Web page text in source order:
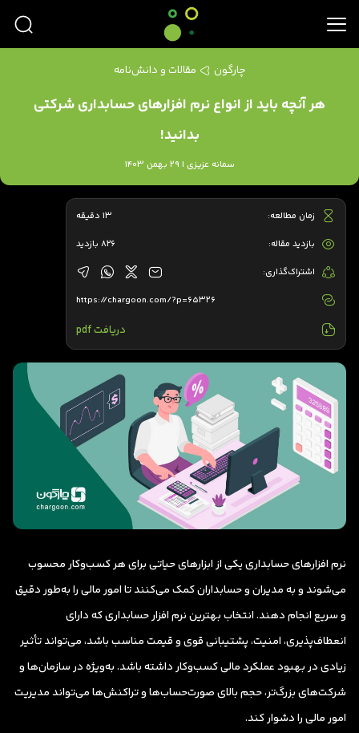
چارگون مقالات و دانش‌نامه
هر آنچه باید از انواع نرم افزارهای حسابداری شرکتی
بدانید!
سمانه عزیزی | 29 بهمن 1403
نرم افزارهای حسابداری یکی از ابزارهای حیاتی برای هر کسب‌وکار محسوب
می‌شوند و به مدیران و حسابداران کمک می‌کنند تا امور مالی را به‌طور دقیق
و سریع انجام دهند. انتخاب بهترین نرم افزار حسابداری که دارای
انعطاف‌پذیری، امنیت، پشتیبانی قوی و قیمت مناسب باشد، می‌تواند تأثیر
زیادی در بهبود عملکرد مالی کسب‌وکار داشته باشد. به‌ویژه در سازمان‌ها و
شرکت‌های بزرگ‌تر، حجم بالای صورت‌حساب‌ها و تراکنش‌ها می‌تواند مدیریت
امور مالی را دشوار کند.
زمان مطالعه: 13 دقیقه
بازدید مقاله: 826 بازدید
اشتراک‌گذاری:
https://chargoon.com/?p=65326
دریافت pdf